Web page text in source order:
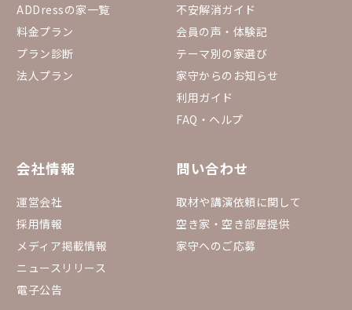
ADDressの家一覧
料金プラン
プラン診断
法人プラン
不安解消ガイド
会員の声・体験記
テーマ別の家選び
家守からのお知らせ
利用ガイド
FAQ・ヘルプ
会社情報
運営会社
採用情報
メディア掲載情報
ニュースリリース
電子公告
問い合わせ
取材や講演依頼に関して
空き家・空き部屋提供
家守へのご応募